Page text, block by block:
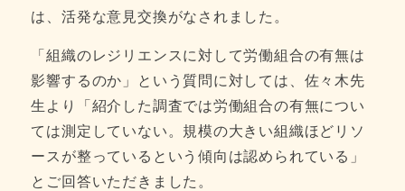
は、活発な意見交換がなされました。
「組織のレジリエンスに対して労働組合の有無は
影響するのか」という質問に対しては、佐々木先
生より「紹介した調査では労働組合の有無につい
ては測定していない。規模の大きい組織ほどリソ
ースが整っているという傾向は認められている」
とご回答いただきました。